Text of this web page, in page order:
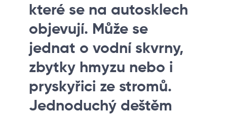
které se na autosklech
objevují. Může se
jednat o vodní skvrny,
zbytky hmyzu nebo i
pryskyřici ze stromů.
Jednoduchý deštěm